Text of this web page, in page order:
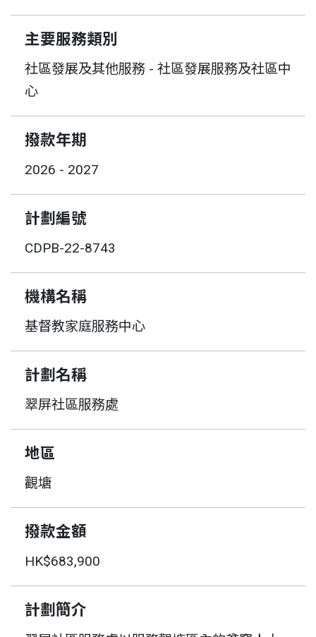
主要服務類別
社區發展及其他服務 - 社區發展服務及社區中
心
撥款年期
2026 - 2027
計劃編號
CDPB-22-8743
機構名稱
基督教家庭服務中心
計劃名稱
翠屏社區服務處
地區
觀塘
撥款金額
HK$683,900
計劃簡介